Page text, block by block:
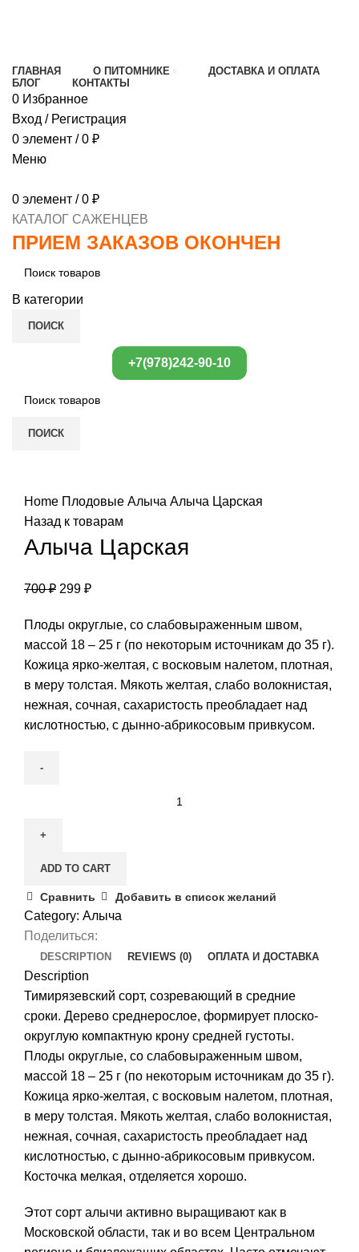
ГЛАВНАЯ О ПИТОМНИКЕ
ДОСТАВКА И ОПЛАТА
БЛОГ
КОНТАКТЫ
0 Избранное
Вход / Регистрация
0 элемент / 0 ₽
Меню
0 элемент / 0 ₽
КАТАЛОГ САЖЕНЦЕВ
ПРИЕМ ЗАКАЗОВ ОКОНЧЕН
В категории
ПОИСК
+7(978)242-90-10
ПОИСК
Home Плодовые Алыча Алыча Царская
Назад к товарам
Алыча Царская
700₽ 299 ₽
Плоды округлые, со слабовыраженным швом,
массой 18 – 25 г (по некоторым источникам до 35 г).
Кожица ярко-желтая, с восковым налетом, плотная,
в меру толстая. Мякоть желтая, слабо волокнистая,
нежная, сочная, сахаристость преобладает над
кислотностью, с дынно-абрикосовым привкусом.
quantity
ADD TO CART
Сравнить Добавить в список желаний
Category: Алыча
Поделиться:
DESCRIPTION REVIEWS (0) ОПЛАТА И ДОСТАВКА
Description
Тимирязевский сорт, созревающий в средние
сроки. Дерево среднерослое, формирует плоско-
округлую компактную крону средней густоты.
Плоды округлые, со слабовыраженным швом,
массой 18 – 25 г (по некоторым источникам до 35 г).
Кожица ярко-желтая, с восковым налетом, плотная,
в меру толстая. Мякоть желтая, слабо волокнистая,
нежная, сочная, сахаристость преобладает над
кислотностью, с дынно-абрикосовым привкусом.
Косточка мелкая, отделяется хорошо.
Этот сорт алычи активно выращивают как в
Московской области, так и во всем Центральном